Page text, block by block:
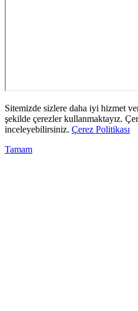
Sitemizde sizlere daha iyi hizmet
şekilde çerezler kullanmaktayız.
inceleyebilirsiniz. Çerez Politikası
Tamam